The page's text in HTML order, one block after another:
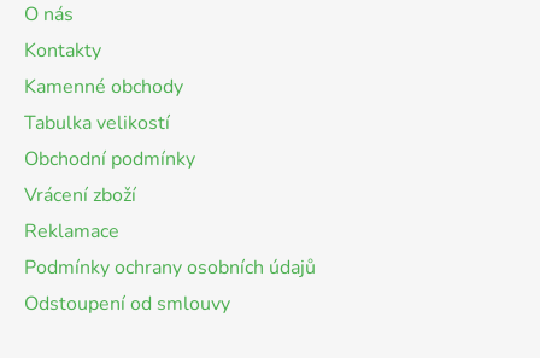
O nás
Kontakty
Kamenné obchody
Tabulka velikostí
Obchodní podmínky
Vrácení zboží
Reklamace
Podmínky ochrany osobních údajů
Odstoupení od smlouvy